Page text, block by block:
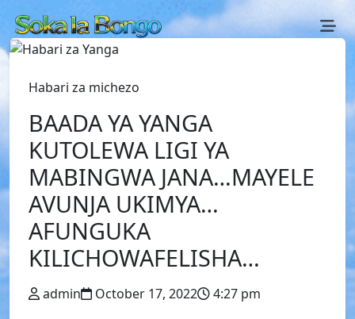
Habari za michezo
BAADA YA YANGA
KUTOLEWA LIGI YA
MABINGWA JANA…MAYELE
AVUNJA UKIMYA…
AFUNGUKA
KILICHOWAFELISHA…
admin October 17, 2022 4:27 pm